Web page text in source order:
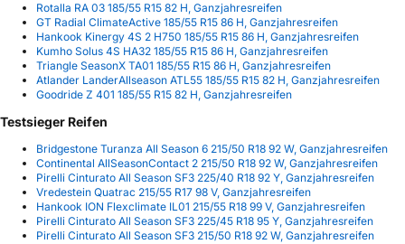
Rotalla RA 03 185/55 R15 82 H, Ganzjahresreifen
GT Radial ClimateActive 185/55 R15 86 H, Ganzjahresreifen
Hankook Kinergy 4S 2 H750 185/55 R15 86 H, Ganzjahresreifen
Kumho Solus 4S HA32 185/55 R15 86 H, Ganzjahresreifen
Triangle SeasonX TA01 185/55 R15 86 H, Ganzjahresreifen
Atlander LanderAllseason ATL55 185/55 R15 82 H, Ganzjahresreifen
Goodride Z 401 185/55 R15 82 H, Ganzjahresreifen
Testsieger Reifen
Bridgestone Turanza All Season 6 215/50 R18 92 W, Ganzjahresreifen
Continental AllSeasonContact 2 215/50 R18 92 W, Ganzjahresreifen
Pirelli Cinturato All Season SF3 225/40 R18 92 Y, Ganzjahresreifen
Vredestein Quatrac 215/55 R17 98 V, Ganzjahresreifen
Hankook ION Flexclimate IL01 215/55 R18 99 V, Ganzjahresreifen
Pirelli Cinturato All Season SF3 225/45 R18 95 Y, Ganzjahresreifen
Pirelli Cinturato All Season SF3 215/50 R18 92 W, Ganzjahresreifen